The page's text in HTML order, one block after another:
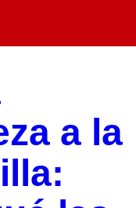
a la